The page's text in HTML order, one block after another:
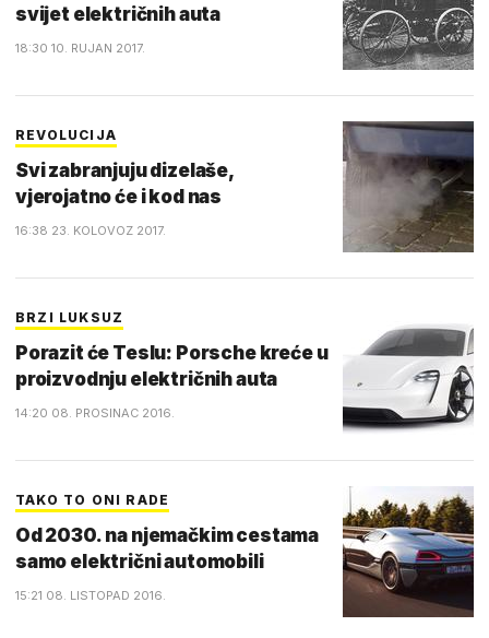
svijet električnih auta
18:30 10. RUJAN 2017.
REVOLUCIJA
Svi zabranjuju dizelaše,
vjerojatno će i kod nas
16:38 23. KOLOVOZ 2017.
BRZI LUKSUZ
Porazit će Teslu: Porsche kreće u
proizvodnju električnih auta
14:20 08. PROSINAC 2016.
TAKO TO ONI RADE
Od 2030. na njemačkim cestama
samo električni automobili
15:21 08. LISTOPAD 2016.